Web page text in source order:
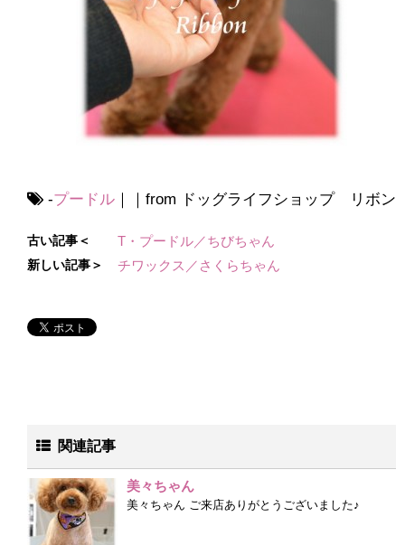
-プードル ｜｜from ドッグライフショップ リボン
古い記事＜ T・プードル／ちびちゃん
新しい記事＞ チワックス／さくらちゃん
関連記事
美々ちゃん
美々ちゃん ご来店ありがとうございました♪